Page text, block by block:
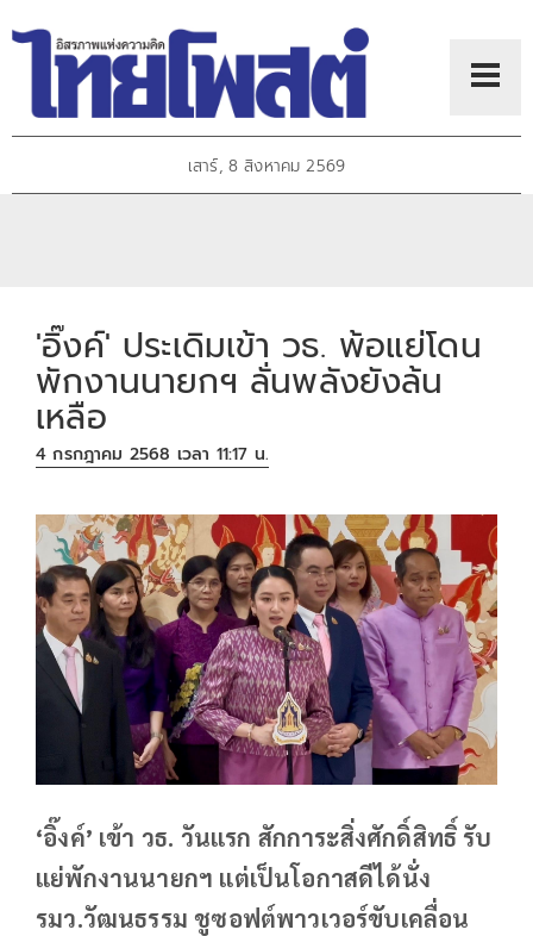
เสาร์, 8 สิงหาคม 2569
'อิ๊งค์' ประเดิมเข้า วธ. พ้อแย่โดน
พักงานนายกฯ ลั่นพลังยังล้น
เหลือ
4 กรกฎาคม 2568 เวลา 11:17 น.
‘อิ๊งค์’ เข้า วธ. วันแรก สักการะสิ่งศักดิ์สิทธิ์ รับ
แย่พักงานนายกฯ แต่เป็นโอกาสดีได้นั่ง
รมว.วัฒนธรรม ชูซอฟต์พาวเวอร์ขับเคลื่อน